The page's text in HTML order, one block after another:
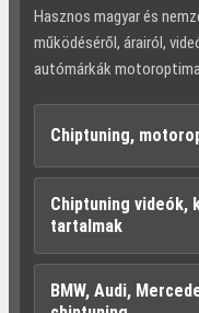
Hasznos magyar és
működéséről, árairól,
autómárkák
Chiptuning,
Chiptuning videók,
tartalmak
BMW, Audi,